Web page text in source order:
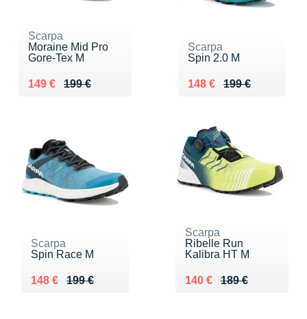
Scarpa
Moraine Mid Pro
Gore-Tex M
199 €
Au lieu de 199 €
149 €
Vendu 149 €
Scarpa
Spin 2.0 M
199 €
Au lieu de 199 €
148 €
Vendu 148 €
Scarpa
Spin Race M
199 €
Au lieu de 199 €
148 €
Vendu 148 €
Scarpa
Ribelle Run
Kalibra HT M
189 €
Au lieu de 189 €
140 €
Vendu 140 €